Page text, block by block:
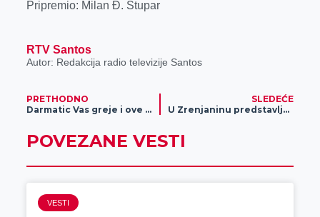
Pripremio: Milan Đ. Stupar
RTV Santos
Autor: Redakcija radio televizije Santos
PRETHODNO
Darmatic Vas greje i ove sezone
SLEDEĆE
U Zrenjaninu predstavljen auto koji može da pređe 100 kilometara za 300 dinara
POVEZANE VESTI
VESTI